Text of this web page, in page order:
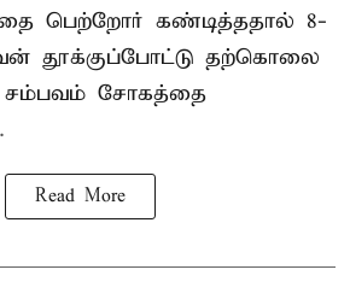
பெற்றோர் கண்டித்ததால் 8-
தூக்குப்போட்டு தற்கொலை
சோகத்தை
Read More